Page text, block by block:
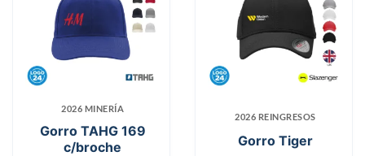
2026 MINERÍA
Gorro TAHG 169
c/broche
2026 REINGRESOS
Gorro Tiger